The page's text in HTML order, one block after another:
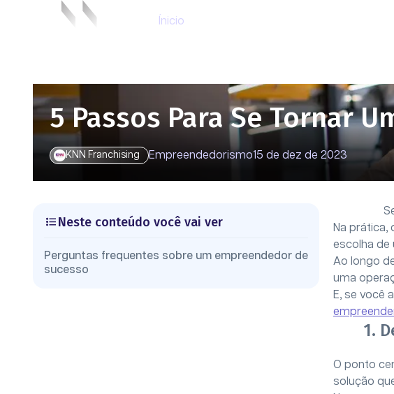
Ínicio
5 Passos Para Se Tornar
KNN Franchising Empreendedorismo15 de dez de 2023
Neste conteúdo você vai ver
Perguntas frequentes sobre um empreendedor de
sucesso
Na prática,
escolha de
Ao longo
uma
E, se você
1.
O ponto
solução